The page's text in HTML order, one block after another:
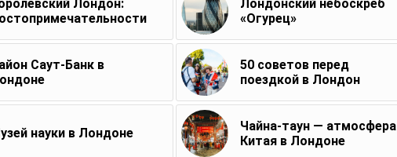
Лондон:
Лондонский небоскреб
«Огурец»
Саут-Банк в
50 советов перед
поездкой в Лондон
науки в Лондоне
Чайна-таун — атмосфера
Китая в Лондоне